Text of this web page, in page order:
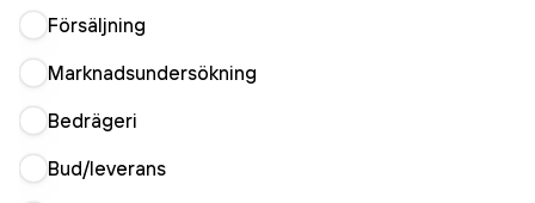
Försäljning
Marknadsundersökning
Bedrägeri
Bud/leverans